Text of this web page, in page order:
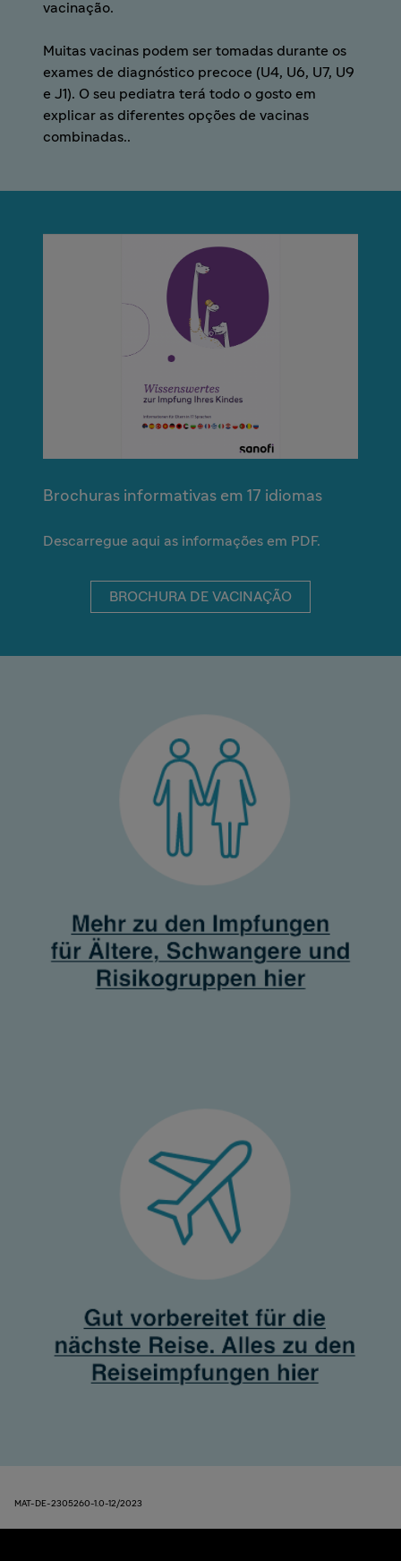
vacinação.
Muitas vacinas podem ser tomadas durante os
exames de diagnóstico precoce (U4, U6, U7, U9
e J1). O seu pediatra terá todo o gosto em
explicar as diferentes opções de vacinas
combinadas..
Brochuras informativas em 17 idiomas
Descarregue aqui as informações em PDF.
BROCHURA DE VACINAÇÃO
MAT-DE-2305260-1.0-12/2023